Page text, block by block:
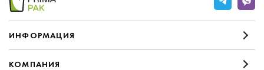
ИНФОРМАЦИЯ
КОМПАНИЯ